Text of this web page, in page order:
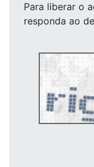
Para liberar o
responda ao